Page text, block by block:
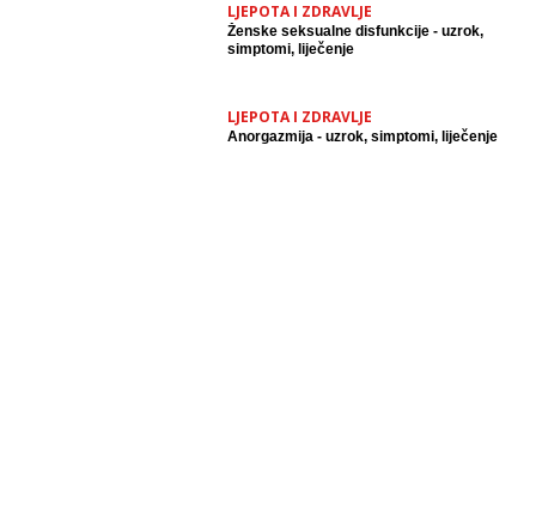
LJEPOTA I ZDRAVLJE
Ženske seksualne disfunkcije - uzrok,
simptomi, liječenje
LJEPOTA I ZDRAVLJE
Anorgazmija - uzrok, simptomi, liječenje